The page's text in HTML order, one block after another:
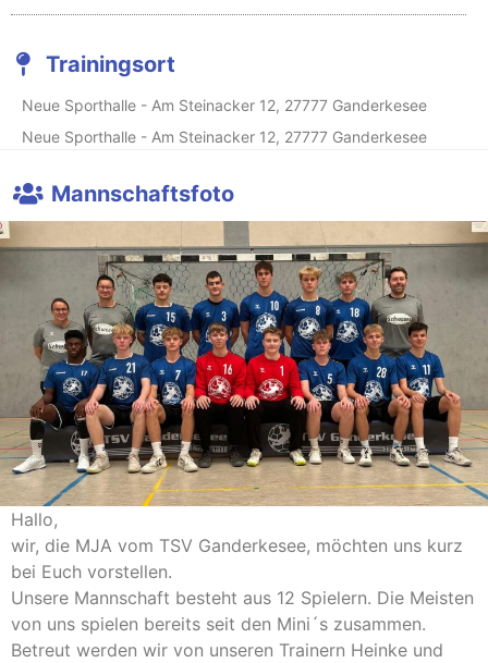
Trainingsort
Neue Sporthalle - Am Steinacker 12, 27777 Ganderkesee
Neue Sporthalle - Am Steinacker 12, 27777 Ganderkesee
Mannschaftsfoto
Hallo,
wir, die MJA vom TSV Ganderkesee, möchten uns kurz
bei Euch vorstellen.
Unsere Mannschaft besteht aus 12 Spielern. Die Meisten
von uns spielen bereits seit den Mini´s zusammen.
Betreut werden wir von unseren Trainern Heinke und